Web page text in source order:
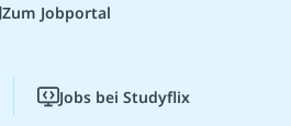
Zum Jobportal
Jobs bei Studyflix